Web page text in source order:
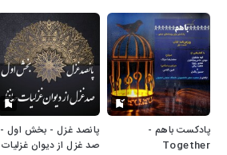
پادکست باهم -
Together
پانصد غزل - بخش اول -
صد غزل از دیوان غزلیات